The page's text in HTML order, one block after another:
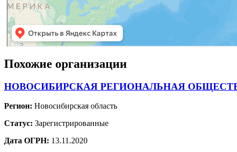
Похожие организации
НОВОСИБИРСКАЯ РЕГИОНАЛЬНАЯ
Регион: Новосибирская область
Статус: Зарегистрированные
Дата ОГРН: 13.11.2020